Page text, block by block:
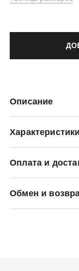
Описание
Характеристики
Оплата и
Обмен и